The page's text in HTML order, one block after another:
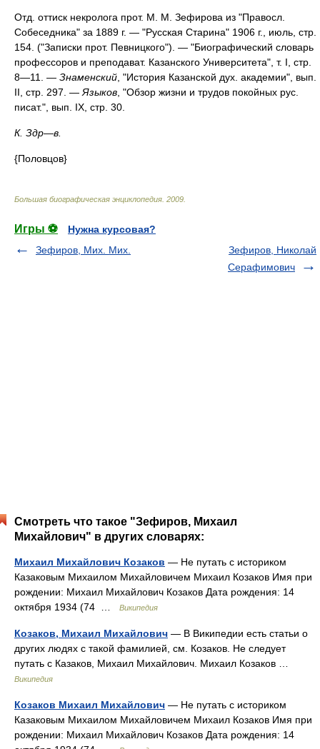
Отд. оттиск некролога прот. M. M. Зефирова из "Правосл.
Собеседника" за 1889 г. — "Русская Старина" 1906 г., июль, стр.
154. ("Записки прот. Певницкого"). — "Биографический словарь
профессоров и преподават. Казанского Университета", т. I, стр.
8—11. — Знаменский "История Казанской дух. академии", вып.
II, стр. 297. — Языков "Обзор жизни и трудов покойных рус.
писат.", вып. IX, стр. 30.
К. Здр—в.
{Половцов}
Большая биографическая энциклопедия 2009
Игры ⚽
Нужна курсовая?
Зефиров, Мих. Мих.
Зефиров, Николай
Серафимович
Смотреть что такое "Зефиров, Михаил
Михайлович" в других словарях:
Михаил Михайлович Козаков — Не путать с историком
Казаковым Михаилом Михайловичем Михаил Козаков Имя при
рождении: Михаил Михайлович Козаков Дата рождения: 14
октября 1934 (74 …
Википедия
Козаков, Михаил Михайлович — В Википедии есть статьи о
других людях с такой фамилией, см. Козаков. Не следует
путать с Казаков, Михаил Михайлович. Михаил Козаков …
Википедия
Козаков Михаил Михайлович — Не путать с историком
Казаковым Михаилом Михайловичем Михаил Козаков Имя при
рождении: Михаил Михайлович Козаков Дата рождения: 14